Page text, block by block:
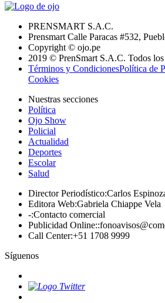
PRENSMART S.A.C.
Prensmart Calle Paracas #532,
Copyright © ojo.pe
2019 © PrenSmart S.A.C. Todos los
Términos y CondicionesPolítica de
Cookies
Nuestras secciones
Política
Ojo Show
Policial
Actualidad
Deportes
Escolar
Salud
Director Periodístico:Carlos
Editora Web:Gabriela Chiappe Vela
-:Contacto comercial
Publicidad Online::
Call Center:+51 1708 9999
Síguenos